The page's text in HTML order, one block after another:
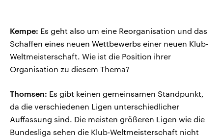
Kempe: Es geht also um eine Reorganisation und das
Schaffen eines neuen Wettbewerbs einer neuen Klub-
Weltmeisterschaft. Wie ist die Position ihrer
Organisation zu diesem Thema?
Thomsen: Es gibt keinen gemeinsamen Standpunkt,
da die verschiedenen Ligen unterschiedlicher
Auffassung sind. Die meisten größeren Ligen wie die
Bundesliga sehen die Klub-Weltmeisterschaft nicht